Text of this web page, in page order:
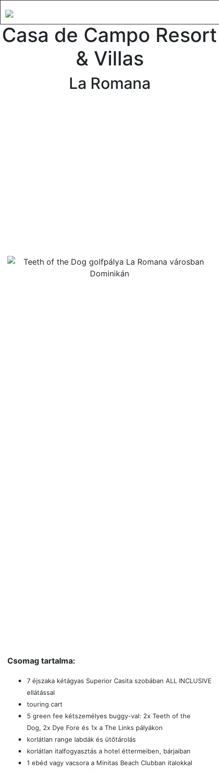
Casa de Campo Resort
& Villas
La Romana
Csomag tartalma:
7 éjszaka kétágyas Superior Casita szobában ALL INCLUSIVE
ellátással
touring cart
5 green fee kétszemélyes buggy-val: 2x Teeth of the
Dog, 2x Dye Fore és 1x a The Links pályákon
korlátlan range labdák és ütőtárolás
korlátlan italfogyasztás a hotel éttermeiben, bárjaiban
1 ebéd vagy vacsora a Minitas Beach Clubban italokkal